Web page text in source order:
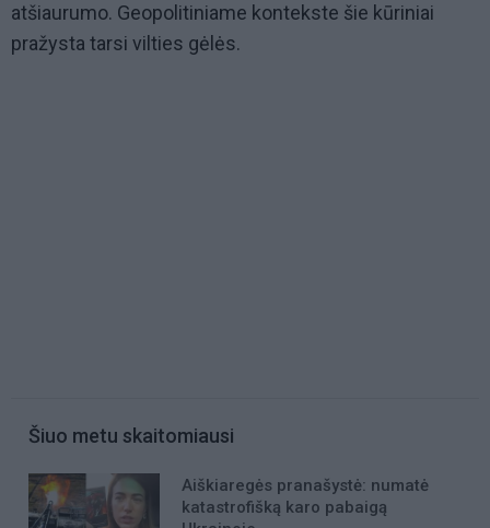
atšiaurumo. Geopolitiniame kontekste šie kūriniai
pražysta tarsi vilties gėlės.
Šiuo metu skaitomiausi
Aiškiaregės pranašystė: numatė
katastrofišką karo pabaigą